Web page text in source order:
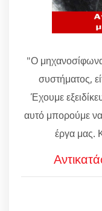
"Ο
συστήματος,
Έχουμε
αυτό μπορούμε να
έργα μας.